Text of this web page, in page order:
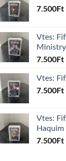
7.500Ft
Vtes:
Ministry
7.500Ft
Vtes:
7.500Ft
Vtes:
Haquim
7.500Ft